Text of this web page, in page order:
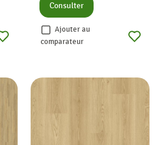
Consulter
Ajouter au
comparateur